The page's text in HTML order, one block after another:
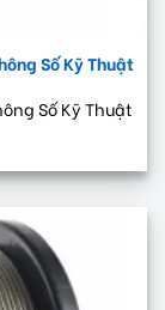
Số Kỹ Thuật
Số Kỹ Thuật